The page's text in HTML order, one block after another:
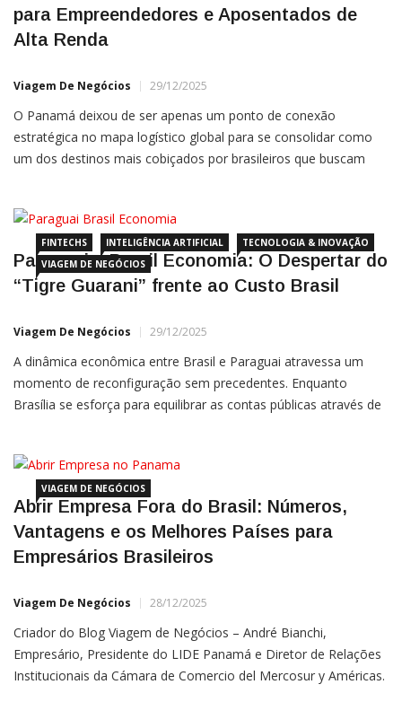
para Empreendedores e Aposentados de
Alta Renda
Viagem De Negócios 29/12/2025
O Panamá deixou de ser apenas um ponto de conexão
estratégica no mapa logístico global para se consolidar como
um dos destinos mais cobiçados por brasileiros que buscam
FINTECHS INTELIGÊNCIA ARTIFICIAL
TECNOLOGIA & INOVAÇÃO
VIAGEM DE NEGÓCIOS
Paraguai x Brasil Economia: O Despertar do
“Tigre Guarani” frente ao Custo Brasil
Viagem De Negócios 29/12/2025
A dinâmica econômica entre Brasil e Paraguai atravessa um
momento de reconfiguração sem precedentes. Enquanto
Brasília se esforça para equilibrar as contas públicas através de
VIAGEM DE NEGÓCIOS
Abrir Empresa Fora do Brasil: Números,
Vantagens e os Melhores Países para
Empresários Brasileiros
Viagem De Negócios 28/12/2025
Criador do Blog Viagem de Negócios – André Bianchi,
Empresário, Presidente do LIDE Panamá e Diretor de Relações
Institucionais da Cámara de Comercio del Mercosur y Américas.